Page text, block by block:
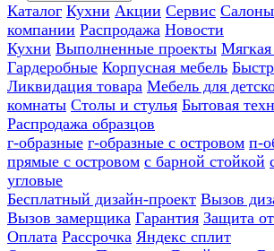
Каталог Кухни Акции Сервис
компании Распродажа Новости
Кухни Выполненные проекты
Гардеробные Корпусная мебель
Ликвидация товара Мебель для
комнаты Столы и стулья Бытовая
Распродажа образцов
г-образные г-образные с островом п-
прямые с островом с барной стойкой
угловые
Бесплатный дизайн-проект Вызов
Вызов замерщика Гарантия Защита
Оплата Рассрочка Яндекс сплит